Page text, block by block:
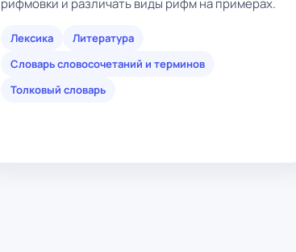
рифмовки и различать виды рифм на примерах.
Лексика
Литература
Словарь словосочетаний и терминов
Толковый словарь